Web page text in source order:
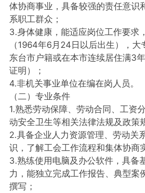
体协商事业，具备较强的责任意识
系职工群众；
3.身体健康，能适应岗位工作要求
（1964年6月24日以后出生），
东台市户籍或在本市连续居住满3
证明）；
4.非机关事业单位在编在岗人员。
（二）专业条件
1.熟悉劳动保障、劳动合同、工资
动安全卫生等相关法律法规及政策
2.具备企业人力资源管理、劳动关
识，了解工会工作流程和集体协商
3.熟练使用电脑及办公软件，具备
力，能独立完成工作报告、典型案
撰写；